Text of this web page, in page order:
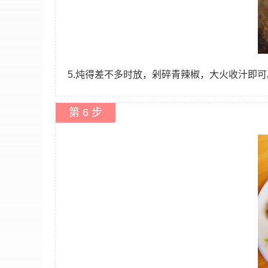
5.炖得差不多时放，剁碎青辣椒，大火收汁即
第 6 步